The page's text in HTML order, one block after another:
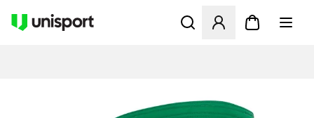
Åbner en Modal til at